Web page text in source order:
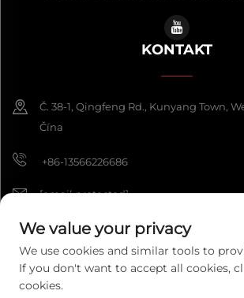
KONTAKT
Č. 38-1, Qingfeng Rd., Kunyang Town,
Čína
+86-13566226686
[email protected]
Copyright © 2026 Wenzhou Fengke Crafts
vyhrazena.
Zásady ochrany
We value your privacy
We use cookies and similar tools to
If you don't want to accept all cookies,
cookies.